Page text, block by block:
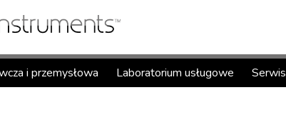
i przemysłowa Laboratorium usługowe Serwis